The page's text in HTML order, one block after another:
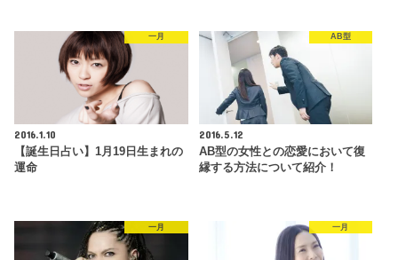
一月
2016.1.10
【誕生日占い】1月19日生まれの
運命
AB型
2016.5.12
AB型の女性との恋愛において復
縁する方法について紹介！
一月 一月